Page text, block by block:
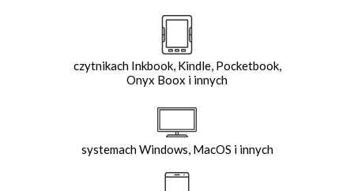
czytnikach Inkbook, Kindle, Pocketbook,
Onyx Boox i innych
systemach Windows, MacOS i innych